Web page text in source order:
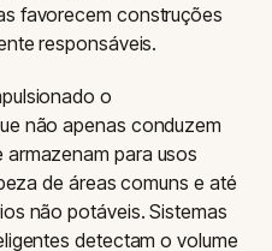
favorecem construções
responsáveis.
o
não apenas conduzem
armazenam para usos
de áreas comuns e até
não potáveis. Sistemas
detectam o volume